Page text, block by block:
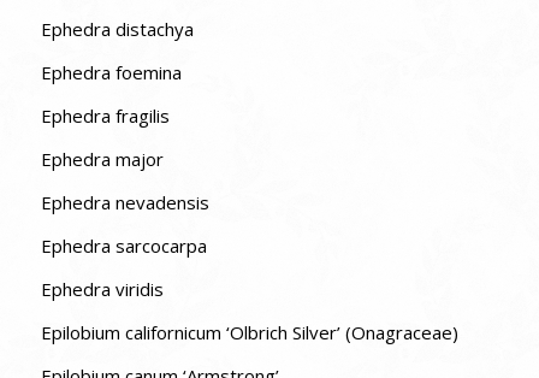
Ephedra distachya
Ephedra foemina
Ephedra fragilis
Ephedra major
Ephedra nevadensis
Ephedra sarcocarpa
Ephedra viridis
Epilobium californicum ‘Olbrich Silver’ (Onagraceae)